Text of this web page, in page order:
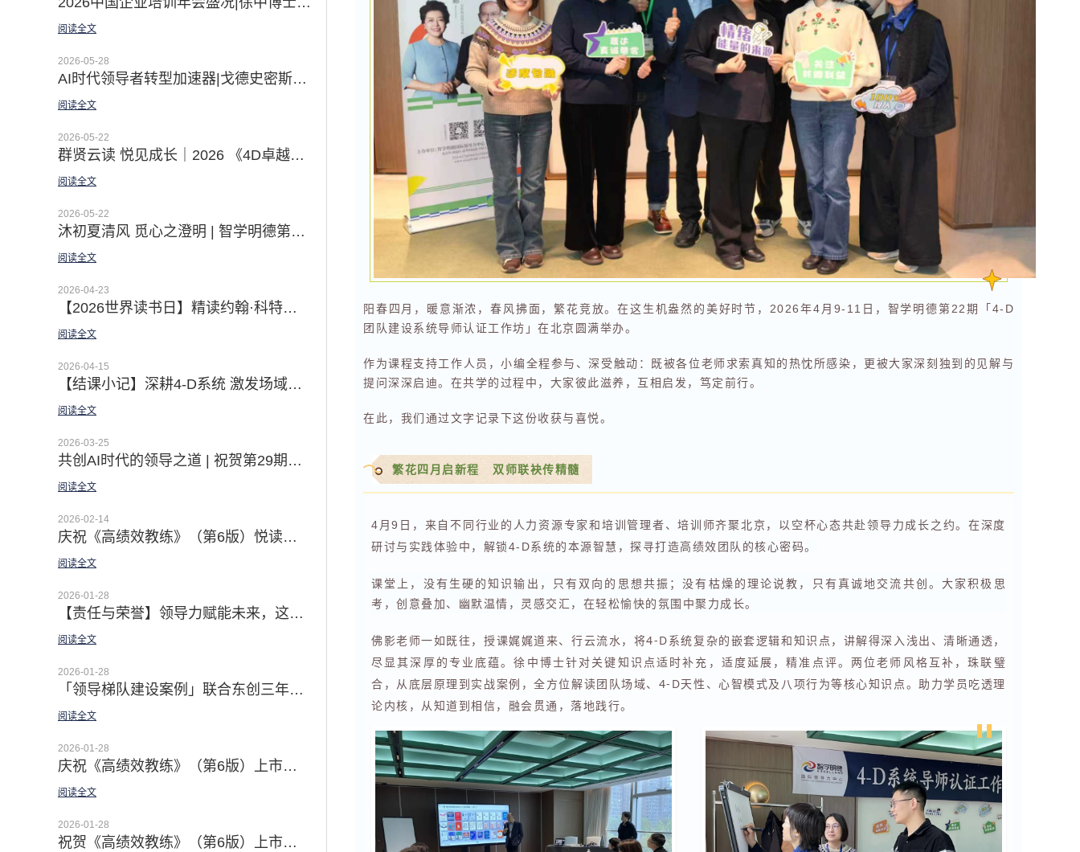
阅读全文
2026-05-28
AI时代领导者转型加速器|戈德史密斯领导力教练九步法激发领导者深度蜕变
阅读全文
2026-05-22
群贤云读 悦见成长｜2026 《4D卓越团队》线上悦读营圆满收官
阅读全文
2026-05-22
沐初夏清风 觅心之澄明 | 智学明德第十期「高绩效教练」一阶工作坊圆满收官
阅读全文
2026-04-23
【2026世界读书日】精读约翰·科特的八部变革经典 应对AI时代的指数级变化挑战
阅读全文
2026-04-15
【结课小记】深耕4-D系统 激发场域智慧 | 第22期4-D系统导师认证公开课圆满收官
阅读全文
2026-03-25
共创AI时代的领导之道 | 祝贺第29期领越®领导力公开认证课成功举办
阅读全文
2026-02-14
庆祝《高绩效教练》（第6版）悦读营圆满收官 | 记录30天 从初识到相熟 · 从未知到实操的成长之旅
阅读全文
2026-01-28
【责任与荣誉】领导力赋能未来，这场思想盛宴为人才培养注入新动能
阅读全文
2026-01-28
「领导梯队建设案例」联合东创三年领导力规划 | 以领导梯队 & 4D 团队建设系统 打造一支高素质的职业经理人队伍
阅读全文
2026-01-28
庆祝《高绩效教练》（第6版）上市发行 | 佛影老师译者序：深抵本质 · 用之实效
阅读全文
2026-01-28
祝贺《高绩效教练》（第6版）上市发行 | 徐中博士译者序 · From Tell to Ask · AI时代的教练型领导之道
阳春四月，暖意渐浓，春风拂面，繁花竞放。在这生机盎然的美好时节，2026年4月9-11日，智学明德第22期「4-D
团队建设系统导师认证工作坊」在北京圆满举办。
作为课程支持工作人员，小编全程参与、深受触动：既被各位老师求索真知的热忱所感染，更被大家深刻独到的见解与
提问深深启迪。在共学的过程中，大家彼此滋养，互相启发，笃定前行。
在此，我们通过文字记录下这份收获与喜悦。
繁花四月启新程 双师联袂传精髓
4月9日，来自不同行业的人力资源专家和培训管理者、培训师齐聚北京，以空杯心态共赴领导力成长之约。在深度
研讨与实践体验中，解锁4-D系统的本源智慧，探寻打造高绩效团队的核心密码。
课堂上，没有生硬的知识输出，只有双向的思想共振；没有枯燥的理论说教，只有真诚地交流共创。大家积极思
考，创意叠加、幽默温情，灵感交汇，在轻松愉快的氛围中聚力成长。
佛影老师一如既往，授课娓娓道来、行云流水，将4-D系统复杂的嵌套逻辑和知识点，讲解得深入浅出、清晰通透，
尽显其深厚的专业底蕴。徐中博士针对关键知识点适时补充，适度延展，精准点评。两位老师风格互补，珠联璧
合，从底层原理到实战案例，全方位解读团队场域、4-D天性、心智模式及八项行为等核心知识点。助力学员吃透理
论内核，从知道到相信，融会贯通，落地践行。